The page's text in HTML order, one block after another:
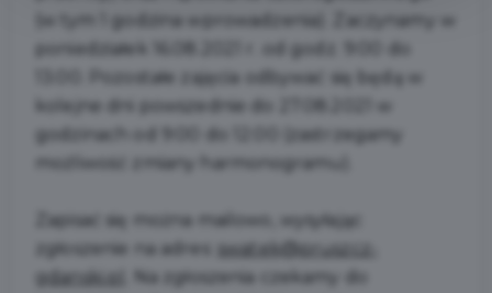
(w tym 1 godzina wprowadzenia). Zaczynamy w
poniedziałek 16.08.2021 r. od godz. 9:00 do
13:00. Pozostałe zajęcia odbywać się będą w
kolejne dni powszednie do 27.08.2021 w
godzinach od 9:00 do 12:00 (zastrzegamy
możliwość zmiany harmonogramu).
Zapisać się można mailowo, wysyłając
zgłoszenie na adres:
swatek@pruszcz-
gdanski.pl
. Na zgłoszenia czekamy do